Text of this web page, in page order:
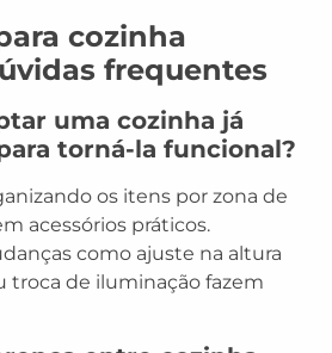
cozinha
frequentes
uma cozinha já
torná-la funcional?
os itens por zona de
acessórios práticos.
como ajuste na altura
troca de iluminação fazem